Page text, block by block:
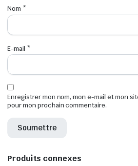
Nom *
E-mail *
Enregistrer mon nom, mon e-mail et mon
pour mon prochain commentaire.
Produits connexes